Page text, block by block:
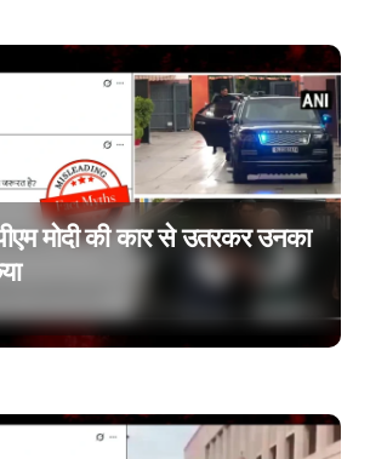
मोदी की कार से उतरकर उनका